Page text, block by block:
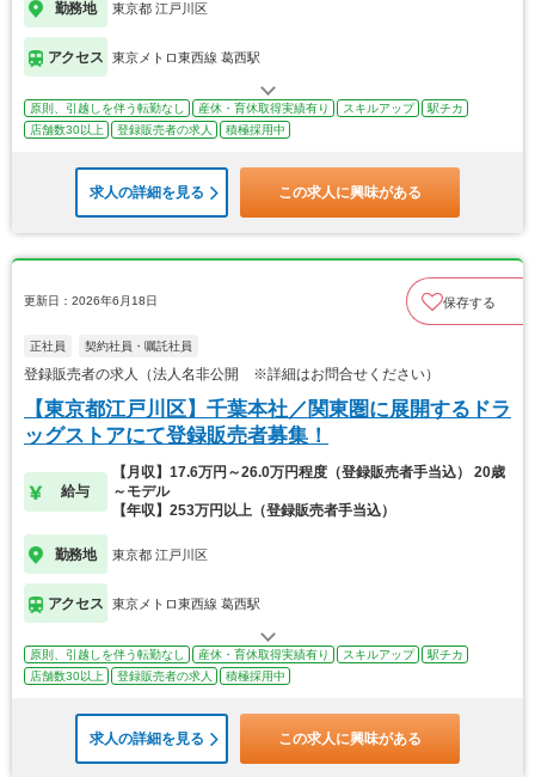
勤務地 東京都 江戸川区
アクセス 東京メトロ東西線 葛西駅
原則、引越しを伴う転勤なし 産休・育休取得実績有り スキルアップ
駅チカ
店舗数30以上
登録販売者の求人 積極採用中
求人の詳細を見る この求人に興味がある
更新日：2026年6月18日 保存する
正社員 契約社員・嘱託社員
登録販売者の求人（法人名非公開 ※詳細はお問合せください）
【東京都江戸川区】千葉本社／関東圏に展開するドラ
ッグストアにて登録販売者募集！
給与
【月収】17.6万円～26.0万円程度（登録販売者手当込） 20歳
～モデル
【年収】253万円以上（登録販売者手当込）
勤務地 東京都 江戸川区
アクセス 東京メトロ東西線 葛西駅
原則、引越しを伴う転勤なし 産休・育休取得実績有り スキルアップ
駅チカ
店舗数30以上
登録販売者の求人 積極採用中
求人の詳細を見る この求人に興味がある